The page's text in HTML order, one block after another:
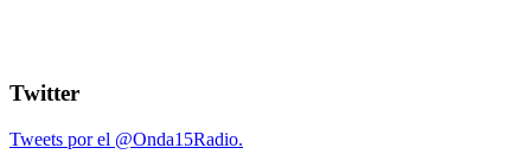
Twitter
Tweets por el @Onda15Radio.